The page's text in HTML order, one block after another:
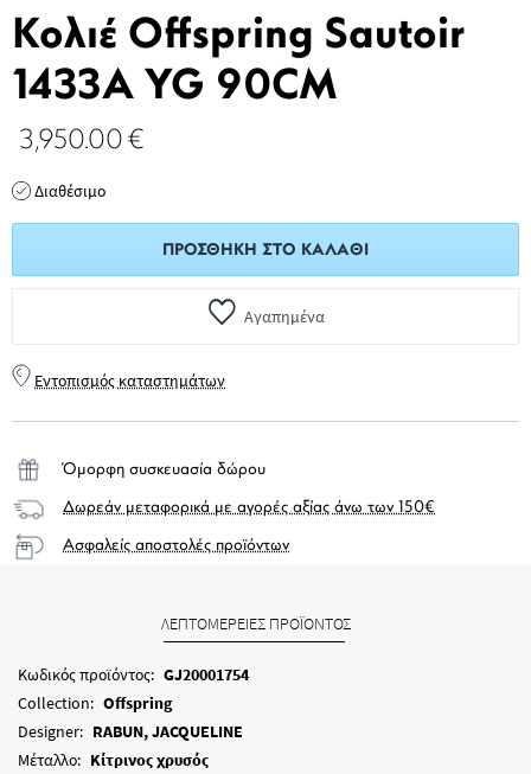
Κολιέ Offspring Sautoir
1433A YG 90CM
3,950.00 €
Διαθέσιμο
ΠΡΟΣΘΉΚΗ ΣΤΟ ΚΑΛΆΘΙ
Αγαπημένα
Εντοπισμός καταστημάτων
Όμορφη συσκευασία δώρου
Δωρεάν μεταφορικά με αγορές αξίας άνω των 150€
Ασφαλείς αποστολές προϊόντων
ΛΕΠΤΟΜΕΡΕΙΕΣ ΠΡΟΪΟΝΤΟΣ
Κωδικός προϊόντος: GJ20001754
Collection: Offspring
Designer: RABUN, JACQUELINE
Μέταλλο: Κίτρινος χρυσός